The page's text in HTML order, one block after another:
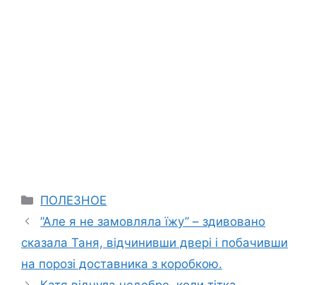
Categories
ПОЛЕЗНОЕ
”Але я не замовляла їжу” – здивовано
сказала Таня, відчинивши двері і побачивши
на порозі доставника з коробкою.